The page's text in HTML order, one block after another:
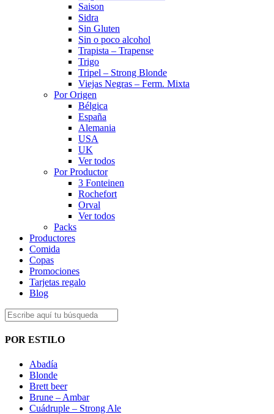
Saison
Sidra
Sin Gluten
Sin o poco alcohol
Trapista – Trapense
Trigo
Tripel – Strong Blonde
Viejas Negras – Ferm. Mixta
Por Origen
Bélgica
España
Alemania
USA
UK
Ver todos
Por Productor
3 Fonteinen
Rochefort
Orval
Ver todos
Packs
Productores
Comida
Copas
Promociones
Tarjetas regalo
Blog
POR ESTILO
Abadía
Blonde
Brett beer
Brune – Ambar
Cuádruple – Strong Ale